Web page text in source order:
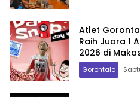
Atlet
Raih Juara 1
2026 di
Gorontalo